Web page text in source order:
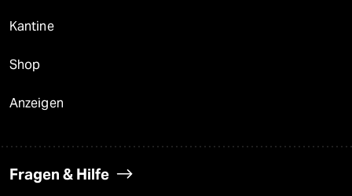
Kantine
Shop
Anzeigen
Fragen & Hilfe